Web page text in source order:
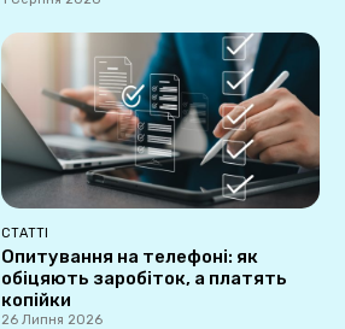
СТАТТІ
Опитування на телефоні: як
обіцяють заробіток, а платять
копійки
26 Липня 2026